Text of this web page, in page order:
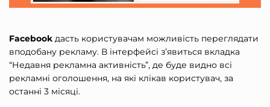
Facebook дасть користувачам можливість переглядати
вподобану рекламу. В інтерфейсі з’явиться вкладка
“Недавня рекламна активність”, де буде видно всі
рекламні оголошення, на які клікав користувач, за
останні 3 місяці.